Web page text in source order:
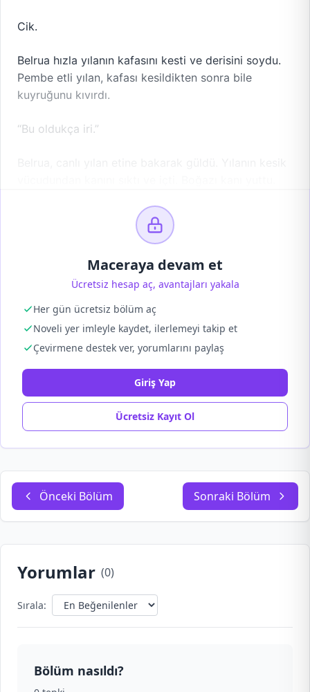
Cik.
Belrua hızla yılanın kafasını kesti ve derisini soydu.
Pembe etli yılan, kafası kesildikten sonra bile
kuyruğunu kıvırdı.
“Bu oldukça iri.”
Maceraya devam et
Ücretsiz hesap aç, avantajları yakala
Her gün ücretsiz bölüm aç
Noveli yer imleyle kaydet, ilerlemeyi takip et
Çevirmene destek ver, yorumlarını paylaş
Giriş Yap
Ücretsiz Kayıt Ol
Önceki Bölüm Sonraki Bölüm
Yorumlar (0)
Sırala:
Bölüm nasıldı?